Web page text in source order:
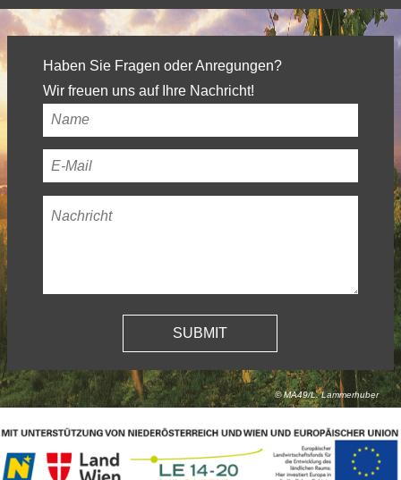
Haben Sie Fragen oder Anregungen?
Wir freuen uns auf Ihre Nachricht!
Ihr
Name*
Ihre
E-
Mail-
Nachricht*
© MA49/L. Lammerhuber